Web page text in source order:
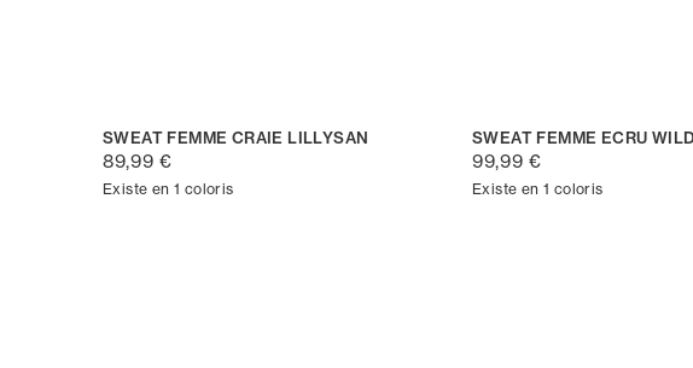
SWEAT FEMME CRAIE LILLYSAN
89,99 €
Existe en 1 coloris
SWEAT FEMME ECRU
99,99 €
Existe en 1 coloris